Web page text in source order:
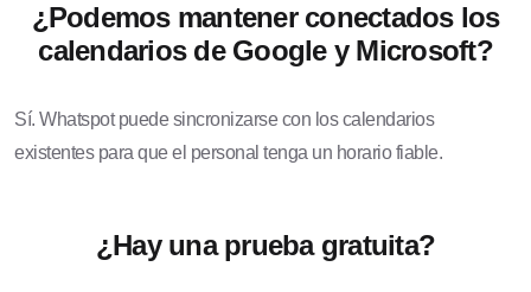
¿Podemos mantener conectados los
calendarios de Google y Microsoft?
Sí. Whatspot puede sincronizarse con los calendarios
existentes para que el personal tenga un horario fiable.
¿Hay una prueba gratuita?